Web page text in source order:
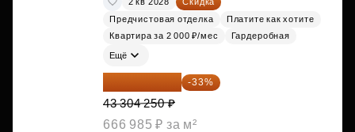
Предчистовая отделка
Платите как хотите
Квартира за 2 000 ₽/мес
Гардеробная
Ещё
29 013 848 ₽ -33%
43 304 250 ₽
666 985 ₽ за м²